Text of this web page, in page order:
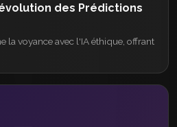
des Prédictions
la voyance avec l'IA éthique, offrant